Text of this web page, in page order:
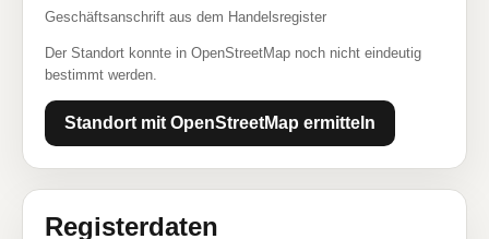
Geschäftsanschrift aus dem Handelsregister
Der Standort konnte in OpenStreetMap noch nicht eindeutig
bestimmt werden.
Standort mit OpenStreetMap ermitteln
Registerdaten